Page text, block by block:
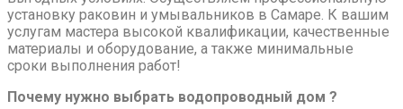
установку раковин и умывальников в Самаре. К вашим
услугам мастера высокой квалификации, качественные
материалы и оборудование, а также минимальные
сроки выполнения работ!
Почему нужно выбрать водопроводный дом ?